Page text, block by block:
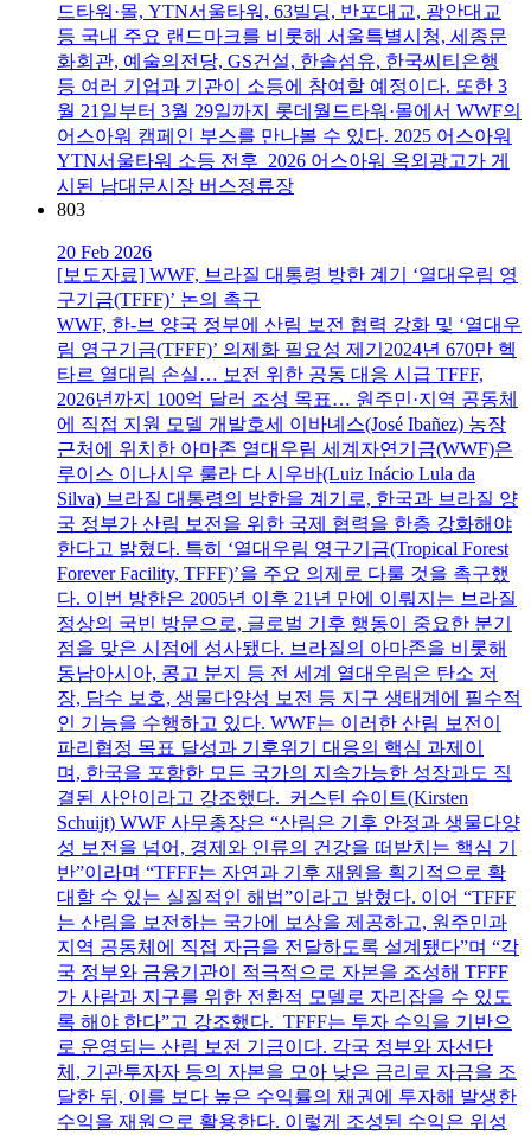
드타워·몰, YTN서울타워, 63빌딩, 반포대교, 광안대교
등 국내 주요 랜드마크를 비롯해 서울특별시청, 세종문
화회관, 예술의전당, GS건설, 한솔섬유, 한국씨티은행
등 여러 기업과 기관이 소등에 참여할 예정이다. 또한 3
월 21일부터 3월 29일까지 롯데월드타워·몰에서 WWF의
어스아워 캠페인 부스를 만나볼 수 있다. 2025 어스아워
YTN서울타워 소등 전후 2026 어스아워 옥외광고가 게
시된 남대문시장 버스정류장
803
20 Feb 2026
[보도자료] WWF, 브라질 대통령 방한 계기 ‘열대우림 영
구기금(TFFF)’ 논의 촉구
WWF, 한-브 양국 정부에 산림 보전 협력 강화 및 ‘열대우
림 영구기금(TFFF)’ 의제화 필요성 제기2024년 670만 헥
타르 열대림 손실… 보전 위한 공동 대응 시급 TFFF,
2026년까지 100억 달러 조성 목표… 원주민·지역 공동체
에 직접 지원 모델 개발호세 이바녜스(José Ibañez) 농장
근처에 위치한 아마존 열대우림 세계자연기금(WWF)은
루이스 이나시우 룰라 다 시우바(Luiz Inácio Lula da
Silva) 브라질 대통령의 방한을 계기로, 한국과 브라질 양
국 정부가 산림 보전을 위한 국제 협력을 한층 강화해야
한다고 밝혔다. 특히 ‘열대우림 영구기금(Tropical Forest
Forever Facility, TFFF)’을 주요 의제로 다룰 것을 촉구했
다. 이번 방한은 2005년 이후 21년 만에 이뤄지는 브라질
정상의 국빈 방문으로, 글로벌 기후 행동이 중요한 분기
점을 맞은 시점에 성사됐다. 브라질의 아마존을 비롯해
동남아시아, 콩고 분지 등 전 세계 열대우림은 탄소 저
장, 담수 보호, 생물다양성 보전 등 지구 생태계에 필수적
인 기능을 수행하고 있다. WWF는 이러한 산림 보전이
파리협정 목표 달성과 기후위기 대응의 핵심 과제이
며, 한국을 포함한 모든 국가의 지속가능한 성장과도 직
결된 사안이라고 강조했다. 커스틴 슈이트(Kirsten
Schuijt) WWF 사무총장은 “산림은 기후 안정과 생물다양
성 보전을 넘어, 경제와 인류의 건강을 떠받치는 핵심 기
반”이라며 “TFFF는 자연과 기후 재원을 획기적으로 확
대할 수 있는 실질적인 해법”이라고 밝혔다. 이어 “TFFF
는 산림을 보전하는 국가에 보상을 제공하고, 원주민과
지역 공동체에 직접 자금을 전달하도록 설계됐다”며 “각
국 정부와 금융기관이 적극적으로 자본을 조성해 TFFF
가 사람과 지구를 위한 전환적 모델로 자리잡을 수 있도
록 해야 한다”고 강조했다. TFFF는 투자 수익을 기반으
로 운영되는 산림 보전 기금이다. 각국 정부와 자선단
체, 기관투자자 등의 자본을 모아 낮은 금리로 자금을 조
달한 뒤, 이를 보다 높은 수익률의 채권에 투자해 발생한
수익을 재원으로 활용한다. 이렇게 조성된 수익은 위성